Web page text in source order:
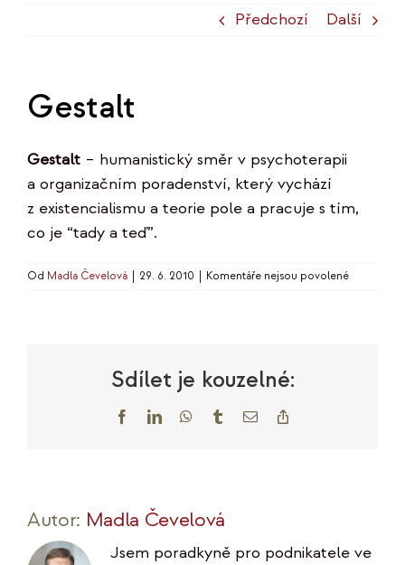
Předchozí Další
Gestalt
Gestalt – humanistický směr v psychoterapii
a organizačním poradenství, který vychází
z existencialismu a teorie pole a pracuje s tím,
co je “tady a teď”.
Od Madla Čevelová 29. 6. 2010 Komentáře nejsou povolenéu
Sdílet je kouzelné:
FacebookLinkedInWhatsApp
TumblrE-
Autor: Madla Čevelová
Jsem poradkyně pro podnikatele ve